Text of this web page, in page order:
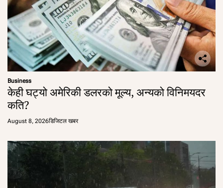
Business
केही घट्यो अमेरिकी डलरको मूल्य, अन्यको विनिमयदर
कति?
August 8, 2026डिजिटल खबर